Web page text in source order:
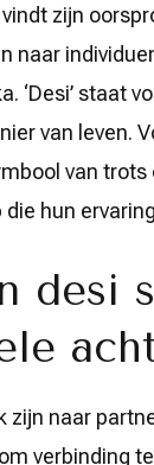
zijn
naar
‘Desi’ staat
van leven.
van
hun
desi
zijn naar
verbinding